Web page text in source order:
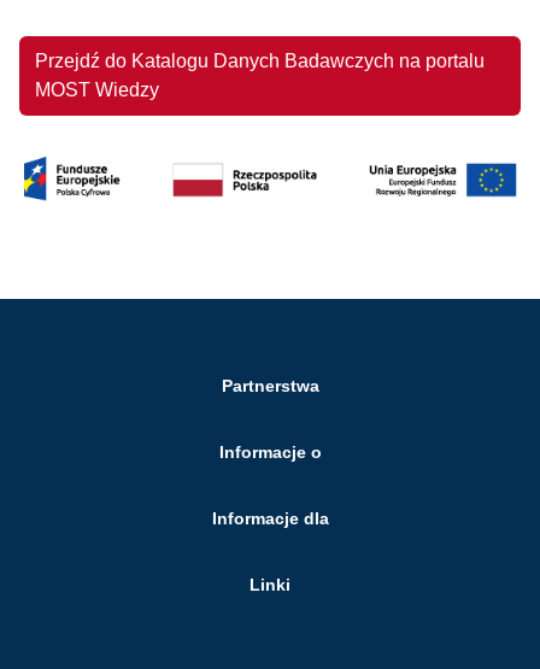
Przejdź do Katalogu Danych Badawczych na portalu
MOST Wiedzy
Partnerstwa
Informacje o
Informacje dla
Linki